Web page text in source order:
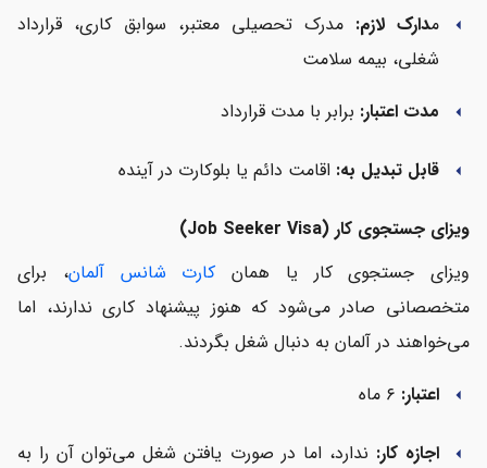
arrow_left مدارک لازم: مدرک تحصیلی معتبر، سوابق کاری، قرارداد
شغلی، بیمه سلامت
arrow_left مدت اعتبار: برابر با مدت قرارداد
arrow_left قابل تبدیل به: اقامت دائم یا بلوکارت در آینده
ویزای جستجوی کار (Job Seeker Visa)
ویزای جستجوی کار یا همان کارت شانس آلمان، برای
متخصصانی صادر می‌شود که هنوز پیشنهاد کاری ندارند، اما
می‌خواهند در آلمان به دنبال شغل بگردند.
arrow_left اعتبار:
arrow_left اجازه کار: ندارد، اما در صورت یافتن شغل می‌توان آن را به